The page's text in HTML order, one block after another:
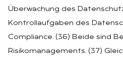
Überwachung des
Kontrollaufgaben des
Compliance. (36) Beide sind
Risikomanagements. (37)